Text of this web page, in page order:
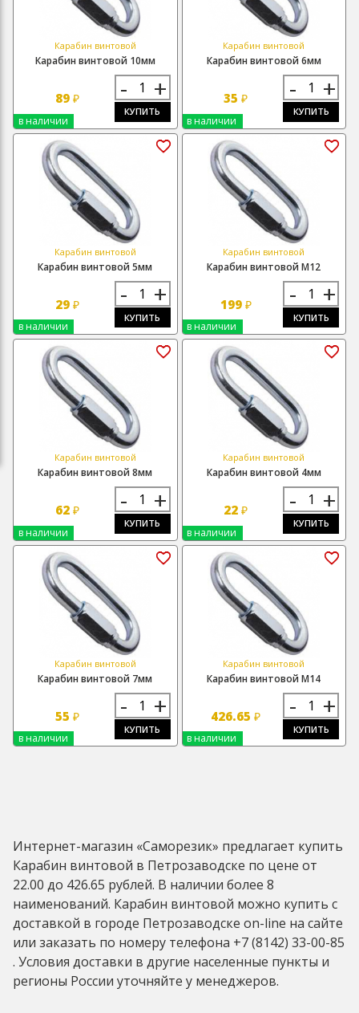
Карабин винтовой
Карабин винтовой 10мм
89 ₽ - +
КУПИТЬ
в наличии
Карабин винтовой
Карабин винтовой 6мм
35₽ - +
КУПИТЬ
в наличии
Карабин винтовой
Карабин винтовой 5мм
29 ₽ - +
КУПИТЬ
в наличии
Карабин винтовой
Карабин винтовой М12
199 ₽ - +
КУПИТЬ
в наличии
Карабин винтовой
Карабин винтовой 8мм
62 ₽ - +
КУПИТЬ
в наличии
Карабин винтовой
Карабин винтовой 4мм
22₽ - +
КУПИТЬ
в наличии
Карабин винтовой
Карабин винтовой 7мм
55 ₽ - +
КУПИТЬ
в наличии
Карабин винтовой
Карабин винтовой М14
426.65₽ - +
КУПИТЬ
в наличии
Интернет-магазин «Саморезик» предлагает купить
Карабин винтовой в Петрозаводске по цене от
22.00 до 426.65 рублей. В наличии более 8
наименований. Карабин винтовой можно купить с
доставкой в городе Петрозаводске on-line на сайте
или заказать по номеру телефона +7 (8142) 33-00-85
. Условия доставки в другие населенные пункты и
регионы России уточняйте у менеджеров.